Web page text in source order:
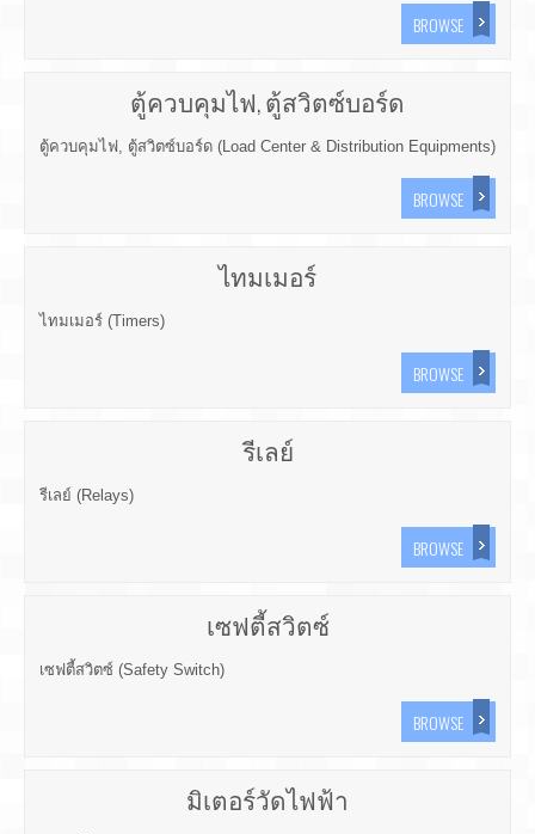
BROWSE
ตู้ควบคุมไฟ, ตู้สวิตซ์บอร์ด
ตู้ควบคุมไฟ, ตู้สวิตซ์บอร์ด (Load Center & Distribution Equipments)
BROWSE
ไทมเมอร์
ไทมเมอร์ (Timers)
BROWSE
รีเลย์
รีเลย์ (Relays)
BROWSE
เซฟตี้สวิตซ์
เซฟตี้สวิตซ์ (Safety Switch)
BROWSE
มิเตอร์วัดไฟฟ้า